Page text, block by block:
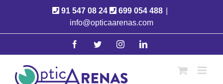
91 547 08 24 699 054 488
info@opticaarenas.com
facebooktwitter instagramlinkedin